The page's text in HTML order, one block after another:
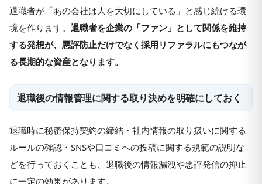
退職者が「あの会社は人を大切にしている」と感じ続ける環
境を作ります。 退職者を企業の「ファン」として関係を維持
する発想が、悪評防止だけでなく採用リファラルにもつなが
る長期的な資産となります。
退職後の情報管理に関する取り決めを明確にしておく
退職時に秘密保持契約の締結・社内情報の取り扱いに関する
ルールの確認・SNSや口コミへの投稿に関する規範の説明な
どを行っておくことも、退職後の情報漏洩や悪評発信の抑止
に一定の効果があります。